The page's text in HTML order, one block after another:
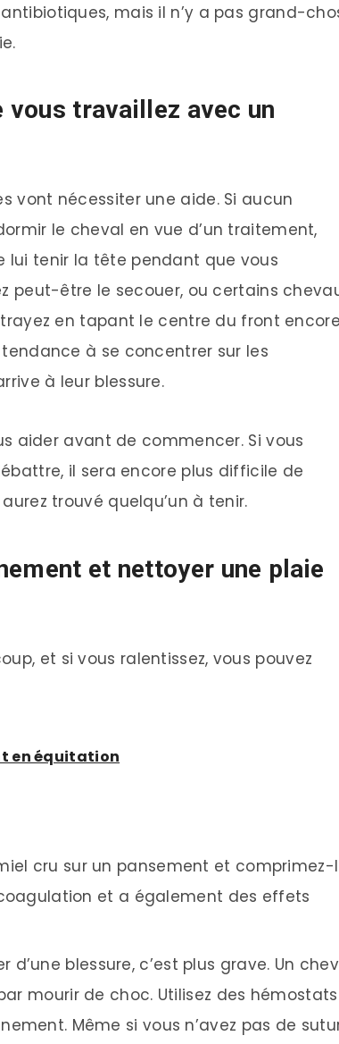
mais il n’y a pas grand-
vous travaillez avec un
vont nécessiter une aide. Si aucun
le cheval en vue d’un traitement,
lui tenir la tête pendant que vous
peut-être le secouer, ou certains
en tapant le centre du front encore
à se concentrer sur les
à leur blessure.
aider avant de commencer. Si vous
il sera encore plus difficile de
trouvé quelqu’un à tenir.
et nettoyer une plaie
et si vous ralentissez, vous pouvez
en équitation
cru sur un pansement et comprimez-
et a également des effets
d’une blessure, c’est plus grave. Un
mourir de choc. Utilisez des hémostats
Même si vous n’avez pas de